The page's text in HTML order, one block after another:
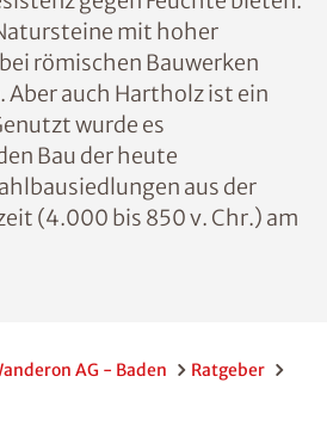
mit hoher
römischen Bauwerken
auch Hartholz ist ein
wurde es
Bau der heute
aus der
(4.000 bis 850 v. Chr.) am
AG - Baden
Ratgeber